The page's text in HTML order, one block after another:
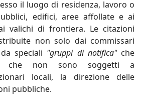
il luogo di residenza, lavoro o
edifici, aree affollate e ai
valichi di frontiera. Le citazioni
non solo dai commissari
speciali "gruppi di notifica"che
che non sono soggetti a
locali, la direzione delle
pubbliche.